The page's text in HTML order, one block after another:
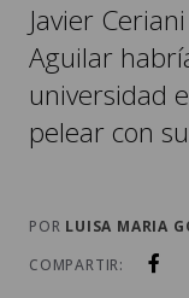
Javier
Aguilar
universidad
pelear con
POR LUISA MARIA
COMPARTIR: